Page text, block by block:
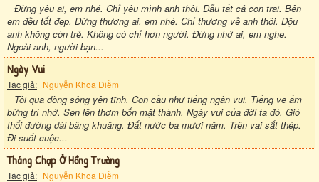
Đừng yêu ai, em nhé. Chỉ yêu mình anh thôi. Dẫu tất cả con trai. Bên
em đều tốt đẹp. Đừng thương ai, em nhé. Chỉ thương về anh thôi. Dộu
anh không còn trẻ. Không có chỉ hơn người. Đừng nhớ ai, em nghe.
Ngoài anh, người bạn...
Ngày Vui
Tác giả: Nguyễn Khoa Điềm
Tôi qua dòng sông yên tĩnh. Con cầu như tiếng ngân vui. Tiếng ve ấm
bừng trí nhớ. Sen lên thơm bốn mặt thành. Ngày vui của đời ta đó. Gió
thổi đường dài bâng khuâng. Đất nước ba mươi năm. Trên vai sắt thép.
Đi suốt cuộc...
Tháng Chạp Ở Hồng Trường
Tác giả: Nguyễn Khoa Điềm